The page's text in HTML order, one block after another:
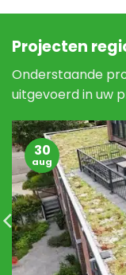
Projecten
Onderstaande
uitgevoerd in uw
30
aug